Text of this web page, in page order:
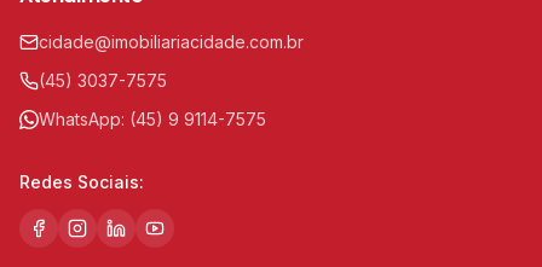
cidade@imobiliariacidade.com.br
(45) 3037-7575
WhatsApp: (45) 9 9114-7575
Redes Sociais: